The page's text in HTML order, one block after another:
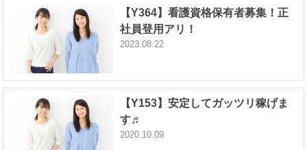
【Y364】看護資格保有者募集！正
社員登用アリ！
2023.08.22
【Y153】安定してガッツリ稼げま
す♬
2020.10.09